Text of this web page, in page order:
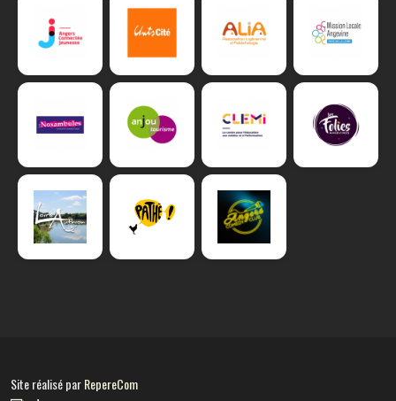
Site réalisé parRepereCom